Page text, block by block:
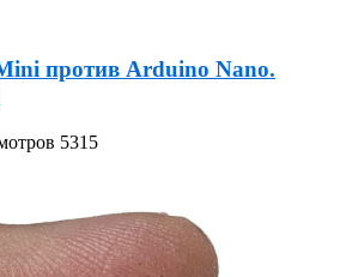
против Arduino Nano.
5315